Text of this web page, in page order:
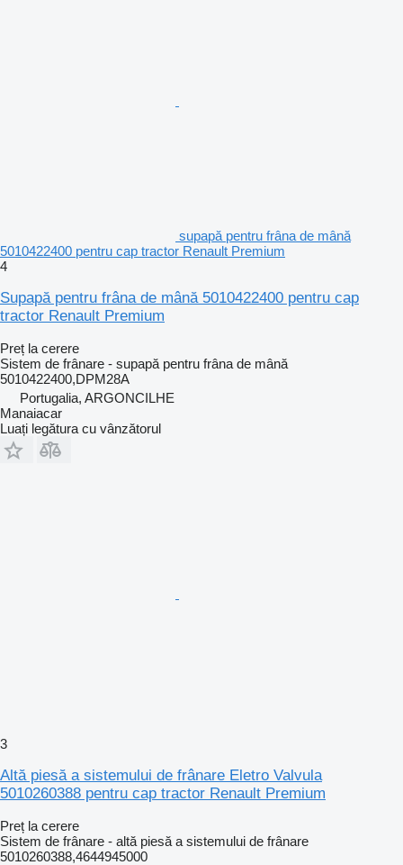
supapă pentru frâna de mână
5010422400 pentru cap tractor Renault Premium
4
Supapă pentru frâna de mână 5010422400 pentru cap
tractor Renault Premium
Preț la cerere
Sistem de frânare - supapă pentru frâna de mână
5010422400,DPM28A
Portugalia, ARGONCILHE
Manaiacar
Luați legătura cu vânzătorul
3
Altă piesă a sistemului de frânare Eletro Valvula
5010260388 pentru cap tractor Renault Premium
Preț la cerere
Sistem de frânare - altă piesă a sistemului de frânare
5010260388,4644945000